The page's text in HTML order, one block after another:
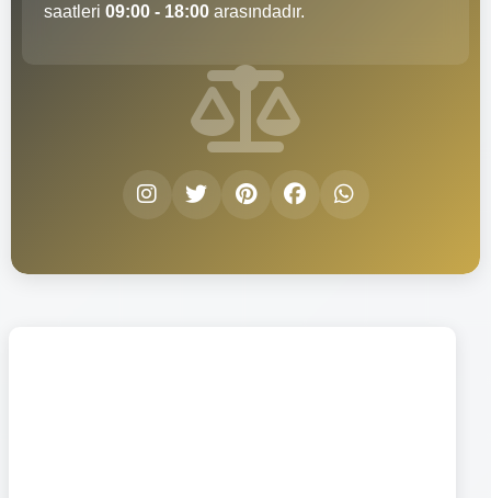
saatleri 09:00 - 18:00 arasındadır.